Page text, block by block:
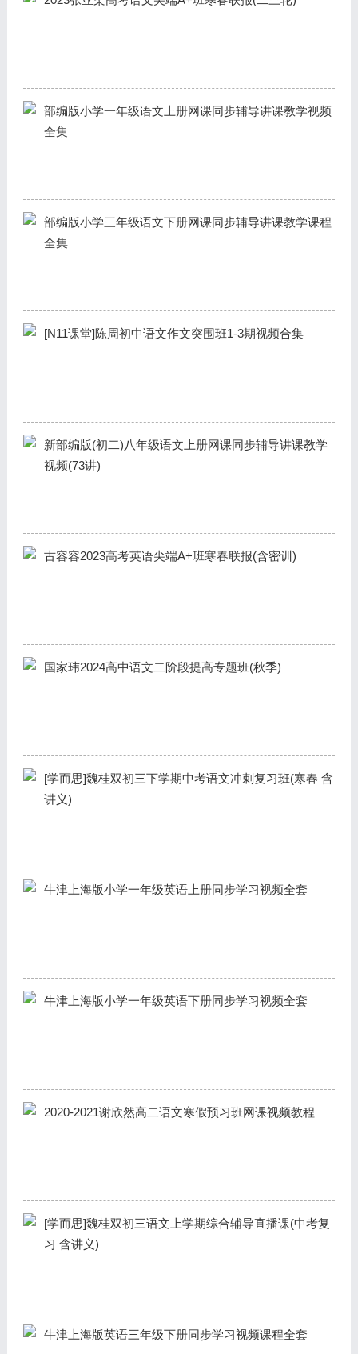
部编版小学一年级语文上册网课同步辅导讲课教学视频
全集
部编版小学三年级语文下册网课同步辅导讲课教学课程
全集
[N11课堂]陈周初中语文作文突围班1-3期视频合集
新部编版(初二)八年级语文上册网课同步辅导讲课教学
视频(73讲)
古容容2023高考英语尖端A+班寒春联报(含密训)
国家玮2024高中语文二阶段提高专题班(秋季)
[学而思]魏桂双初三下学期中考语文冲刺复习班(寒春 含
讲义)
牛津上海版小学一年级英语上册同步学习视频全套
牛津上海版小学一年级英语下册同步学习视频全套
2020-2021谢欣然高二语文寒假预习班网课视频教程
[学而思]魏桂双初三语文上学期综合辅导直播课(中考复
习 含讲义)
牛津上海版英语三年级下册同步学习视频课程全套